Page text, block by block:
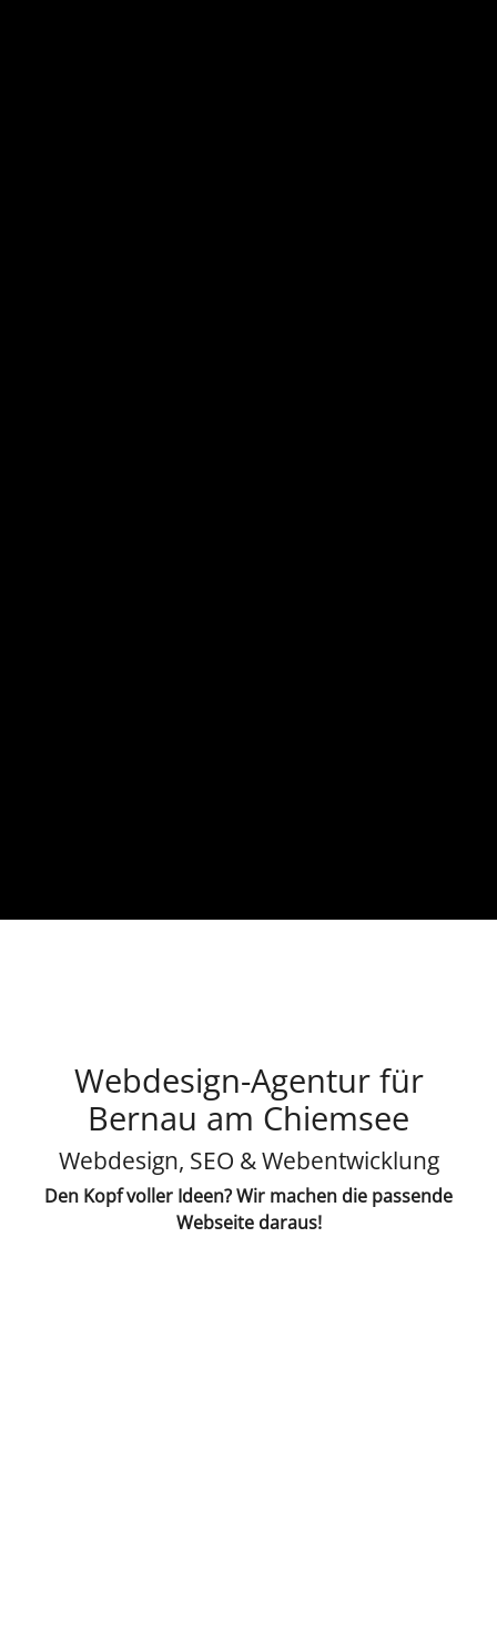
Webdesign-Agentur für
Bernau am Chiemsee
Webdesign, SEO & Webentwicklung
Den Kopf voller Ideen? Wir machen die passende
Webseite daraus!